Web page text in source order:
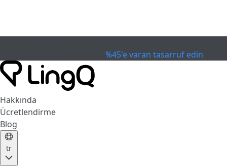
%45'e varan tasarruf edin
Hakkında
Ücretlendirme
Blog
tr